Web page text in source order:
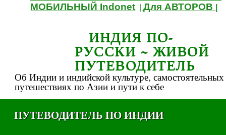
МОБИЛЬНЫЙ Indonet |Для АВТОРОВ
ИНДИЯ ПО-
РУССКИ ~ ЖИВОЙ
ПУТЕВОДИТЕЛЬ
Об Индии и индийской культуре, самостоятельных
путешествиях по Азии и пути к себе
ПУТЕВОДИТЕЛЬ ПО ИНДИИ